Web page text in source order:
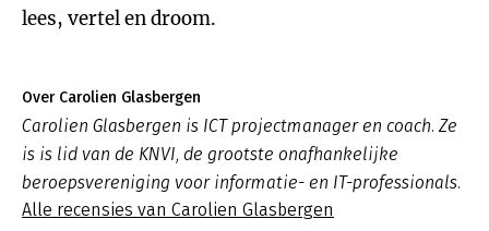
lees, vertel en droom.
Over Carolien Glasbergen
Carolien Glasbergen is ICT projectmanager en coach. Ze
is is lid van de KNVI, de grootste onafhankelijke
beroepsvereniging voor informatie- en IT-professionals.
Alle recensies van Carolien Glasbergen